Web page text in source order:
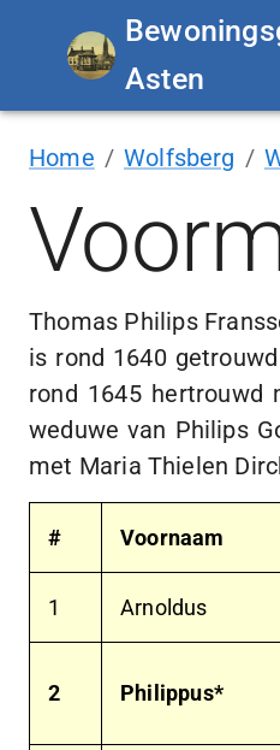
Asten
Home / Wolfsberg /
Thomas Philips
is rond 1640
rond 1645 hertrouwd
weduwe van Philips
met Maria Thielen
# Voornaam
1 Arnoldus
2 Philippus*